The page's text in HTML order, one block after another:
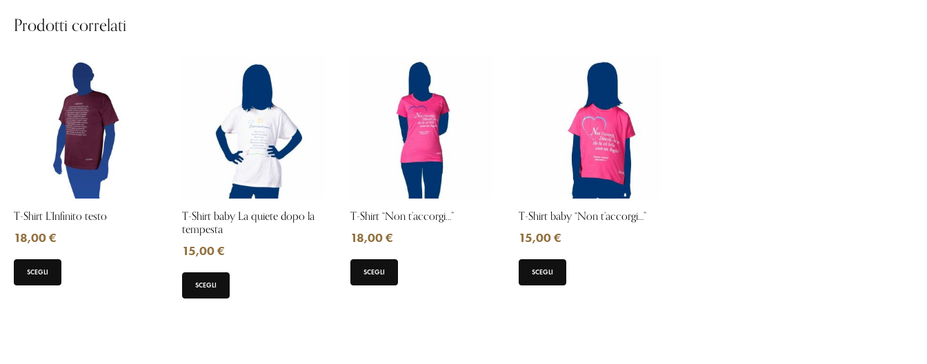
Prodotti correlati
T-Shirt L’Infinito testo
18,00€
SCEGLI
T-Shirt baby La quiete dopo la
tempesta
15,00€
SCEGLI
T-Shirt “Non t’accorgi…”
18,00€
SCEGLI
T-Shirt baby “Non t’accorgi…”
15,00€
SCEGLI